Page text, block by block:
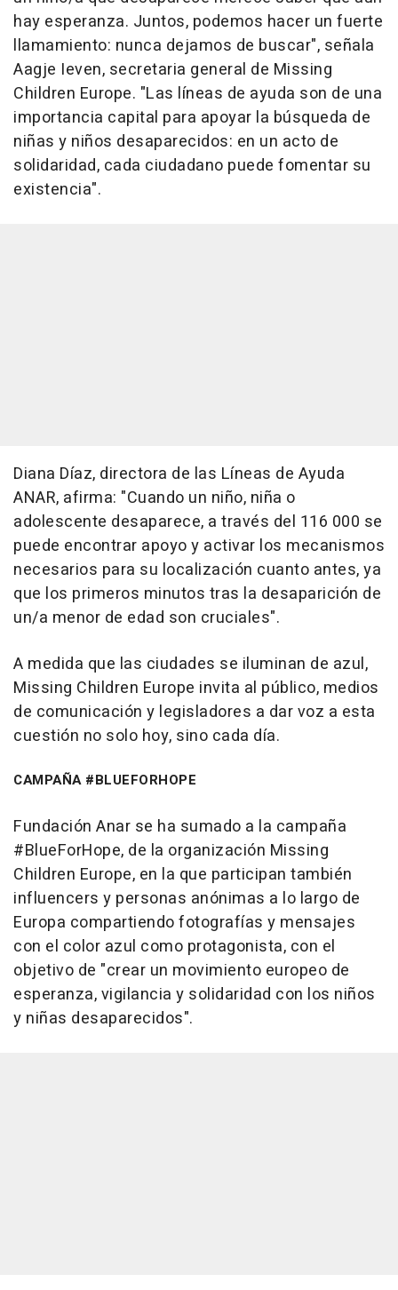
hay esperanza. Juntos, podemos hacer un fuerte
llamamiento: nunca dejamos de buscar", señala
Aagje Ieven, secretaria general de Missing
Children Europe. "Las líneas de ayuda son de una
importancia capital para apoyar la búsqueda de
niñas y niños desaparecidos: en un acto de
solidaridad, cada ciudadano puede fomentar su
existencia".
Diana Díaz, directora de las Líneas de Ayuda
ANAR, afirma: "Cuando un niño, niña o
adolescente desaparece, a través del 116 000 se
puede encontrar apoyo y activar los mecanismos
necesarios para su localización cuanto antes, ya
que los primeros minutos tras la desaparición de
un/a menor de edad son cruciales".
A medida que las ciudades se iluminan de azul,
Missing Children Europe invita al público, medios
de comunicación y legisladores a dar voz a esta
cuestión no solo hoy, sino cada día.
CAMPAÑA #BLUEFORHOPE
Fundación Anar se ha sumado a la campaña
#BlueForHope, de la organización Missing
Children Europe, en la que participan también
influencers y personas anónimas a lo largo de
Europa compartiendo fotografías y mensajes
con el color azul como protagonista, con el
objetivo de "crear un movimiento europeo de
esperanza, vigilancia y solidaridad con los niños
y niñas desaparecidos".